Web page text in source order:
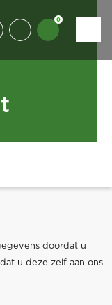
0
doordat u
u deze zelf aan ons